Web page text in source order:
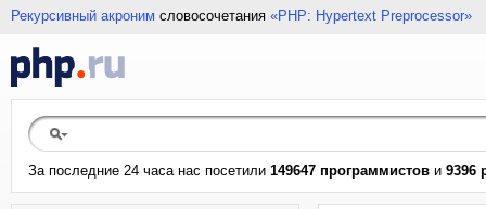
Рекурсивный акроним словосочетания «PHP: Hypertext Preprocessor»
За последние 24 часа нас посетили 149647 программистов и 9396